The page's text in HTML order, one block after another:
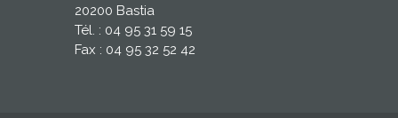
20200 Bastia
Tél. : 04 95 31 59 15
Fax : 04 95 32 52 42